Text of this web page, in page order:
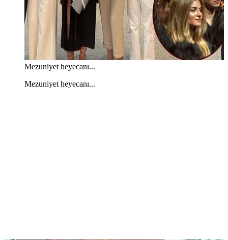
Mezuniyet heyecanı...
Mezuniyet heyecanı...